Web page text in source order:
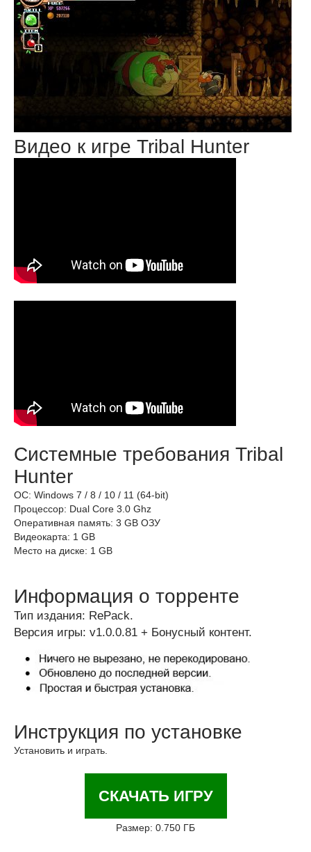
Видео к игре Tribal Hunter
Системные требования Tribal
Hunter
ОС: Windows 7 / 8 / 10 / 11 (64-bit)
Процессор: Dual Core 3.0 Ghz
Оперативная память: 3 GB ОЗУ
Видеокарта: 1 GB
Место на диске: 1 GB
Информация о торренте
Тип издания: RePack.
Версия игры: v1.0.0.81 + Бонусный контент.
Инструкция по установке
Установить и играть.
СКАЧАТЬ ИГРУ
Размер: 0.750 ГБ